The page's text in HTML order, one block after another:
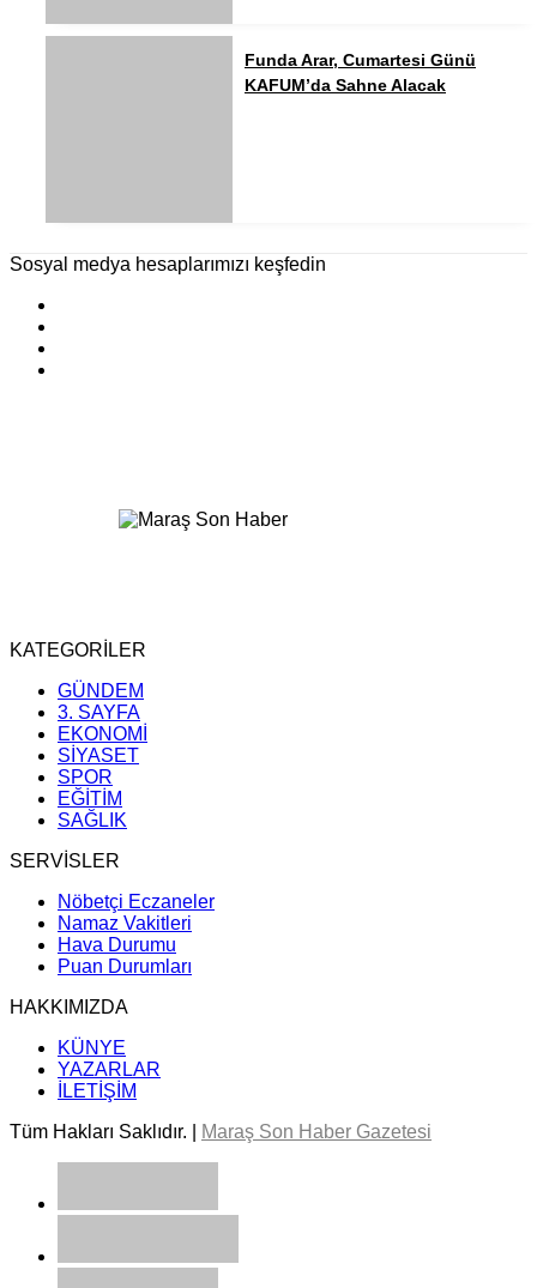
Funda Arar, Cumartesi Günü
KAFUM’da Sahne Alacak
Sosyal medya hesaplarımızı keşfedin
KATEGORİLER
GÜNDEM
3. SAYFA
EKONOMİ
SİYASET
SPOR
EĞİTİM
SAĞLIK
SERVİSLER
Nöbetçi Eczaneler
Namaz Vakitleri
Hava Durumu
Puan Durumları
HAKKIMIZDA
KÜNYE
YAZARLAR
İLETİŞİM
Tüm Hakları Saklıdır. |
Maraş Son Haber Gazetesi